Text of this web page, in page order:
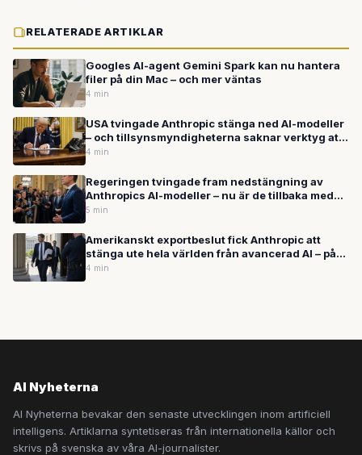
RELATERADE ARTIKLAR
Googles AI-agent Gemini Spark kan nu hantera
filer på din Mac – och mer väntas
4 min
USA tvingade Anthropic stänga ned AI-modeller
– och tillsynsmyndigheterna saknar verktyg att
hänga med
4 min
Regeringen tvingade fram nedstängning av
Anthropics AI-modeller – nu är de tillbaka med
nytt forskningsverktyg
5 min
Amerikanskt exportbeslut fick Anthropic att
stänga ute hela världen från avancerad AI – på
tre veckor
4 min
AI Nyheterna
AI Nyheterna bevakar den senaste utvecklingen inom artificiell
intelligens. Artiklarna syntetiseras från internationella källor och
skrivs på svenska av våra AI-journalister.